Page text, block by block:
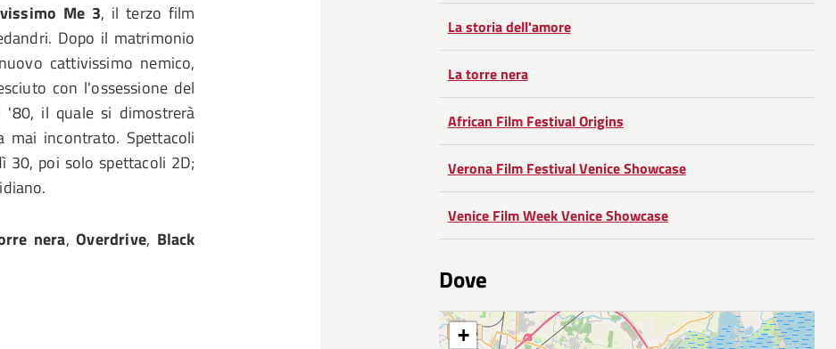
Me 3, il terzo film
Dopo il matrimonio
cattivissimo nemico,
con l'ossessione del
'80, il quale si dimostrerà
mai incontrato. Spettacoli
30, poi solo spettacoli 2D;
nera,Overdrive, Black
La storia dell'amore
La torre nera
African Film Festival Origins
Verona Film Festival Venice Showcase
Venice Film Week Venice Showcase
Dove
+